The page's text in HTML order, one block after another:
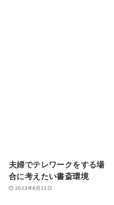
夫婦でテレワークをする場
合に考えたい書斎環境
2023年6月21日